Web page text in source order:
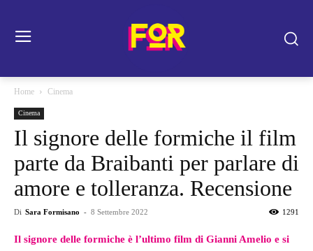
Home Cinema
Cinema
Il signore delle formiche il film
parte da Braibanti per parlare di
amore e tolleranza. Recensione
Di Sara Formisano - 8 Settembre 2022 1291
Il signore delle formiche è l’ultimo film di Gianni Amelio e si